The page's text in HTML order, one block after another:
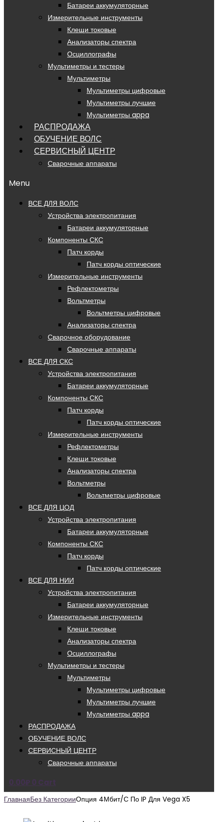
Батареи аккумуляторные
Измерительные инструменты
Клещи токовые
Анализаторы спектра
Осциллографы
Мультиметры и тестеры
Мультиметры
Мультиметры цифровые
Мультиметры лучшие
Мультиметры appa
РАСПРОДАЖА
ОБУЧЕНИЕ ВОЛС
СЕРВИСНЫЙ ЦЕНТР
Сварочные аппараты
Menu
ВСЕ ДЛЯ ВОЛС
Устройства электропитания
Батареи аккумуляторные
Компоненты СКС
Патч корды
Патч корды оптические
Измерительные инструменты
Рефлектометры
Вольтметры
Вольтметры цифровые
Анализаторы спектра
Сварочное оборудование
Сварочные аппараты
ВСЕ ДЛЯ СКС
Устройства электропитания
Батареи аккумуляторные
Компоненты СКС
Патч корды
Патч корды оптические
Измерительные инструменты
Рефлектометры
Клещи токовые
Анализаторы спектра
Вольтметры
Вольтметры цифровые
ВСЕ ДЛЯ ЦОД
Устройства электропитания
Батареи аккумуляторные
Компоненты СКС
Патч корды
Патч корды оптические
ВСЕ ДЛЯ НИИ
Устройства электропитания
Батареи аккумуляторные
Измерительные инструменты
Клещи токовые
Анализаторы спектра
Осциллографы
Мультиметры и тестеры
Мультиметры
Мультиметры цифровые
Мультиметры лучшие
Мультиметры appa
РАСПРОДАЖА
ОБУЧЕНИЕ ВОЛС
СЕРВИСНЫЙ ЦЕНТР
Сварочные аппараты
0.00₽ 0 Cart
ГлавнаяБез КатегорииОпция 4Мбит/с По IP Для Vega X5